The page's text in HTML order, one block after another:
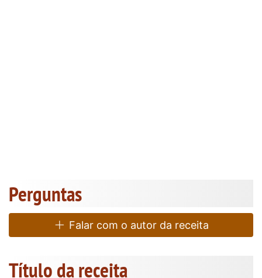
Perguntas
Falar com o autor da receita
Título da receita